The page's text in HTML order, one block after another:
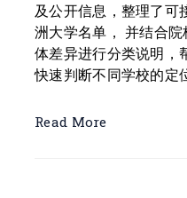
及公开信息，整理了可
洲大学名单， 并结合
体差异进行分类说明，
快速判断不同学校的定
Read More